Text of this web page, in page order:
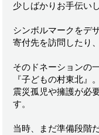
少しばかりお手伝い
シンボルマークをデ
寄付先を訪問したり
そのドネーションの
『子どもの村東北』。
震災孤児や擁護が必
す。
当時、まだ準備段階